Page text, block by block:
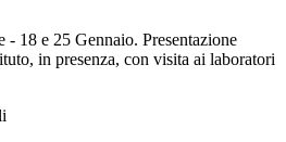
18 e 25 Gennaio. Presentazione
in presenza, con visita ai laboratori